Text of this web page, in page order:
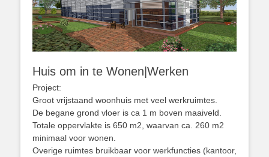
Huis om in te Wonen|Werken
Project:
Groot vrijstaand woonhuis met veel werkruimtes.
De begane grond vloer is ca 1 m boven maaiveld.
Totale oppervlakte is 650 m2, waarvan ca. 260 m2
minimaal voor wonen.
Overige ruimtes bruikbaar voor werkfuncties (kantoor,